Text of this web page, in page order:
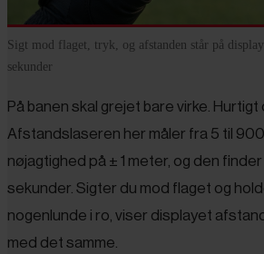
Sigt mod flaget, tryk, og afstanden står på
sekunder
På banen skal grejet bare virke. Hurtigt
Afstandslaseren her måler fra 5 til
nøjagtighed på ± 1 meter, og den
sekunder. Sigter du mod flaget og
nogenlunde i ro, viser displayet
med det samme.